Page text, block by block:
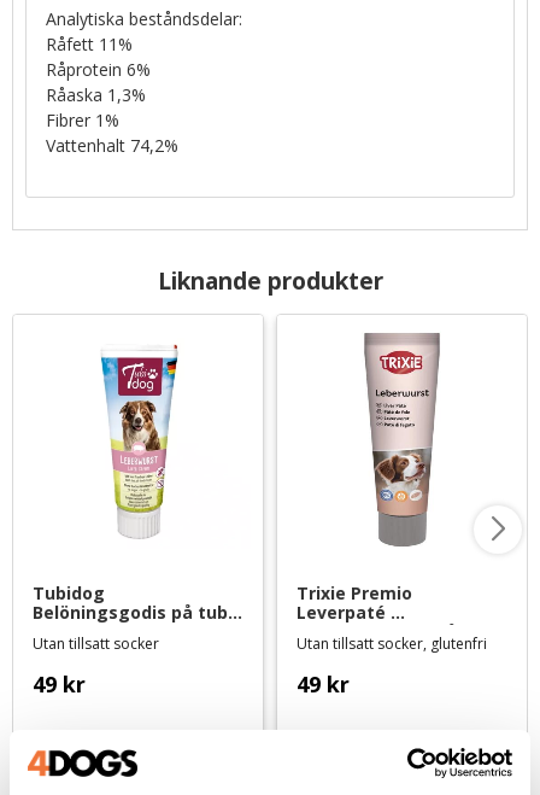
Analytiska beståndsdelar:
Råfett 11%
Råprotein 6%
Råaska 1,3%
Fibrer 1%
Vattenhalt 74,2%
Liknande produkter
Tubidog
Belöningsgodis på tub
- Leverpaté delikatess
Utan tillsatt socker
49 kr
Trixie Premio
Leverpaté
belöningsgodis på tub
110 g
Utan tillsatt socker, glutenfri
49 kr